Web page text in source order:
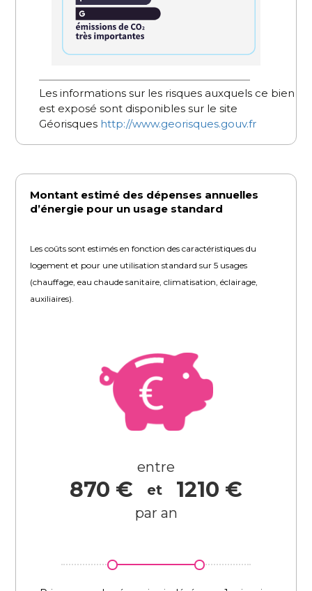
Les informations sur les risques auxquels ce bien
est exposé sont disponibles sur le site
Géorisques http://www.georisques.gouv.fr
Montant estimé des dépenses annuelles
d’énergie pour un usage standard
Les coûts sont estimés en fonction des caractéristiques du
logement et pour une utilisation standard sur 5 usages
(chauffage, eau chaude sanitaire, climatisation, éclairage,
auxiliaires).
entre
870 € et 1210 €
par an